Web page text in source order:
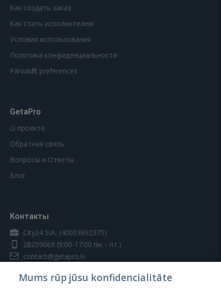
Как создать заказ
Как стать исполнителем
Условия использования
Политика конфиденциальности
Pārvaldīt preferences
GetaPro
О проекте
Обратная связь
Вопросы и Ответы
Блог
Контакты
City24 SIA, (40003692375)
28259069 (9:00-17:00 пн. - пт.)
contact@getapro.lv
Mums rūp jūsu konfidencialitāte